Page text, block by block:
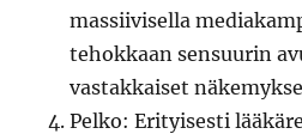
massiivisella
tehokkaan sensuurin
vastakkaiset
Pelko: Erityisesti